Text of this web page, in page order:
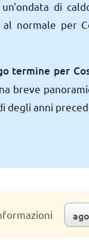
di
normale per
termine per
breve
degli anni